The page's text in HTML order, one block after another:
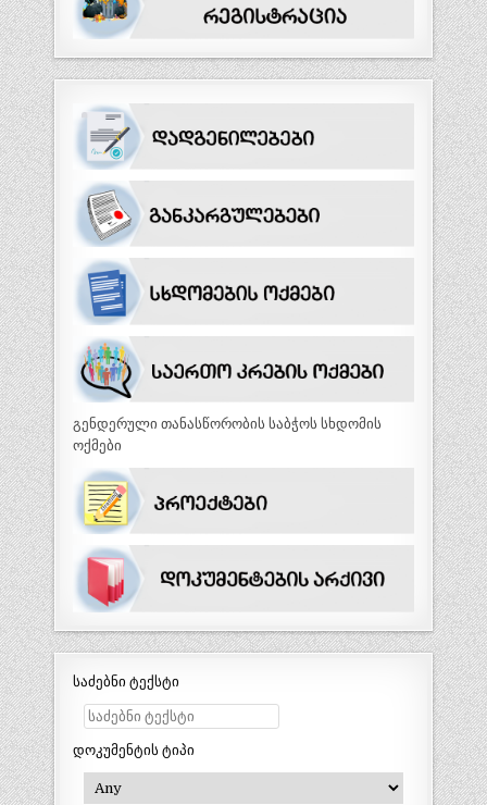
გენდერული თანასწორობის საბჭოს სხდომის
ოქმები
საძებნი ტექსტი
დოკუმენტის ტიპი